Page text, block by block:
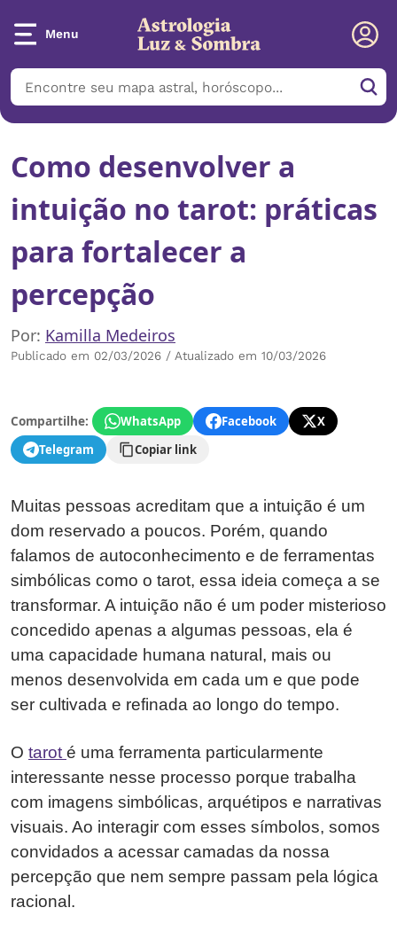
Menu
Como desenvolver a
intuição no tarot: práticas
para fortalecer a
percepção
Por: Kamilla Medeiros
Publicado em 02/03/2026 / Atualizado em 10/03/2026
Compartilhe: WhatsApp Facebook
X
Telegram
Copiar link
Muitas pessoas acreditam que a intuição é um
dom reservado a poucos. Porém, quando
falamos de autoconhecimento e de ferramentas
simbólicas como o tarot, essa ideia começa a se
transformar. A intuição não é um poder misterioso
concedido apenas a algumas pessoas, ela é
uma capacidade humana natural, mais ou
menos desenvolvida em cada um e que pode
ser cultivada e refinada ao longo do tempo.
O tarot é uma ferramenta particularmente
interessante nesse processo porque trabalha
com imagens simbólicas, arquétipos e narrativas
visuais. Ao interagir com esses símbolos, somos
convidados a acessar camadas da nossa
percepção que nem sempre passam pela lógica
racional.